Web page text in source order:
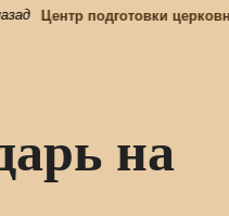
Центр подготовки
на